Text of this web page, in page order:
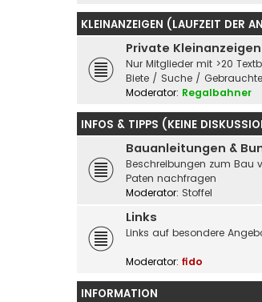
KLEINANZEIGEN (LAUFZEIT DER
Private Kleinanzeigen
Nur Mitglieder mit >20
Biete / Suche /
Moderator: Regalbahner
INFOS & TIPPS (KEINE
Bauanleitungen &
Beschreibungen zum Bau
Paten nachfragen
Moderator: Stoffel
Links
Links auf besondere
Moderator: fido
INFORMATION